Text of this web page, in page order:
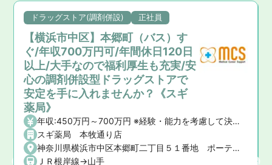
ドラッグストア(調剤併設) 正社員
【横浜市中区】本郷町（バス）す
ぐ/年収700万円可/年間休日120日
以上/大手なので福利厚生も充実/安
心の調剤併設型ドラッグストアで
安定を手に入れませんか？《スギ
薬局》
年収:450万円～700万円 ※経験・能力を考慮して決定いたします。 【昇給】年1回 【賞与】年2回(7月・12月)、業績賞与:年1回(業績連動型) 【諸手当】資格手当、時間外手当、通勤手当、子ども手当等
スギ薬局 本牧通り店
神奈川県横浜市中区本郷町二丁目５１番地 ポーテラス本郷１階
ＪＲ根岸線->山手